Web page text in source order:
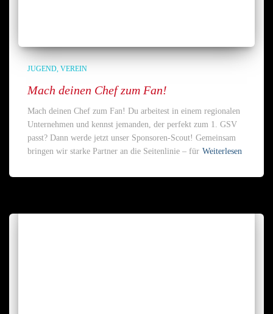
JUGEND VEREIN
Mach deinen Chef zum Fan!
Mach deinen Chef zum Fan! Du arbeitest in einem regionalen
Unternehmen und kennst jemanden, der perfekt zum 1. GSV
passt? Dann werde jetzt unser Sponsoren-Scout! Gemeinsam
bringen wir starke Partner an die Seitenlinie – für Weiterlesen